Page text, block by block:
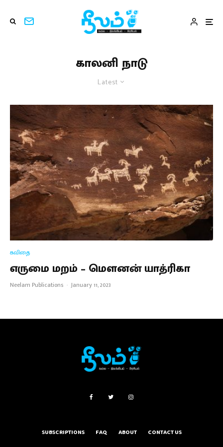
காலனி நாடு
Latest
கவிதை
எருமை மறம் – மௌனன் யாத்ரிகா
Neelam Publications · January 11, 2023
SUBSCRIPTIONS FAQ ABOUT CONTACT US